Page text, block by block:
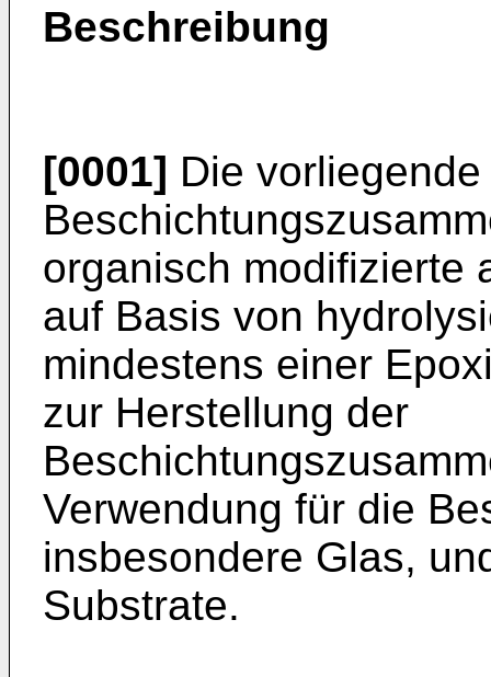
Beschreibung
[0001] Die
organisch modifizierte
auf Basis von
mindestens einer
zur Herstellung der
Verwendung für die
insbesondere Glas,
Substrate.